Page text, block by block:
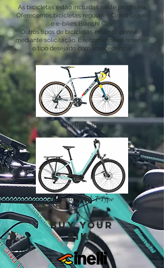
As bicicletas estão incluídas neste programa.
Oferecemos bicicletas regulares Cinelli Gravel
e e-bikes Bianchi City.
Outros tipos de bicicletas estão disponíveis
mediante solicitação. É recomendável reservar
o tipo desejado com antecedência.
Cinelli Zydeco
Bianchi Tronik T-Type
Buy your
bike